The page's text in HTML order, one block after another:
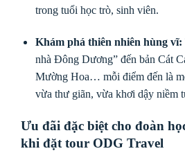
trong tuổi học trò, sinh viên.
Khám phá thiên nhiên hùng vĩ:
nhà Đông Dương” đến bản Cát
Mường Hoa… mỗi điểm đến là
vừa thư giãn, vừa khơi dậy niềm
Ưu đãi đặc biệt cho đoàn
khi đặt tour ODG Travel